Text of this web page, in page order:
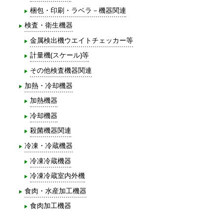
梱包・印刷・ラベラ－機器関連
検査・衛生機器
金属検出機ウエイトチェッカー等
計量機(スケール)等
その他検査機器関連
加熱・冷却機器
加熱機器
冷却機器
殺菌機器関連
冷凍・冷蔵機器
冷凍冷蔵機器
冷凍冷蔵室内外機
食肉・水産加工機器
食肉加工機器